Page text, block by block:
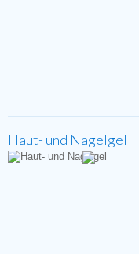
Haut- und Nagelgel